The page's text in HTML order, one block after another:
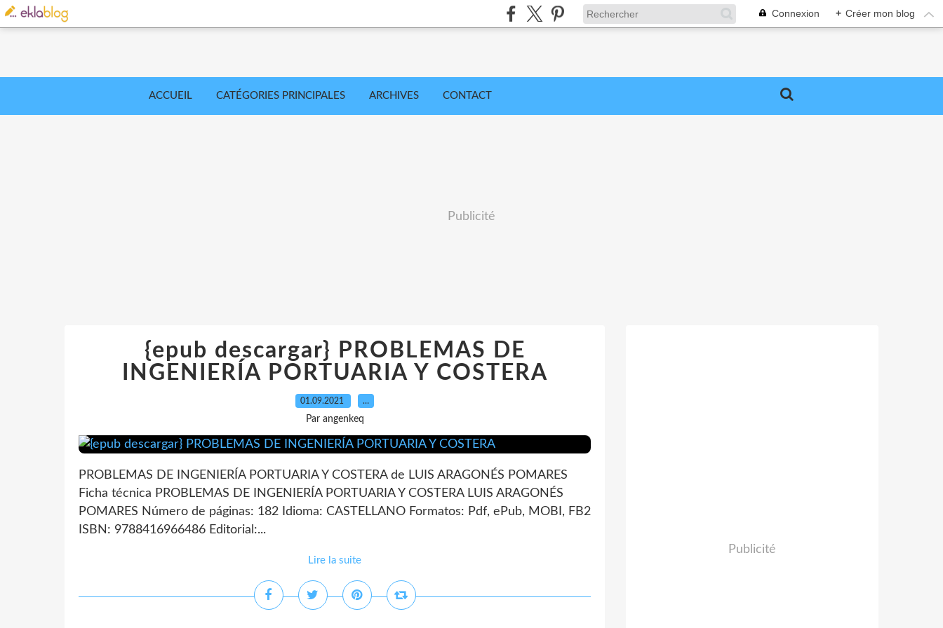
Connexion + Créer mon blog
ACCUEIL CATÉGORIES PRINCIPALES ARCHIVES CONTACT
Publicité
{epub descargar} PROBLEMAS DE
INGENIERÍA PORTUARIA Y COSTERA
01.09.2021 …
Par angenkeq
PROBLEMAS DE INGENIERÍA PORTUARIA Y COSTERA de LUIS ARAGONÉS POMARES
Ficha técnica PROBLEMAS DE INGENIERÍA PORTUARIA Y COSTERA LUIS ARAGONÉS
POMARES Número de páginas: 182 Idioma: CASTELLANO Formatos: Pdf, ePub, MOBI, FB2
ISBN: 9788416966486 Editorial:...
Lire la suite
Publicité